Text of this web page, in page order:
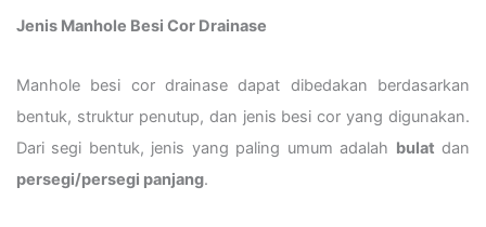
Jenis Manhole Besi Cor Drainase
Manhole besi cor drainase dapat dibedakan berdasarkan
bentuk, struktur penutup, dan jenis besi cor yang digunakan.
Dari segi bentuk, jenis yang paling umum adalah bulat dan
persegi/persegi panjang.